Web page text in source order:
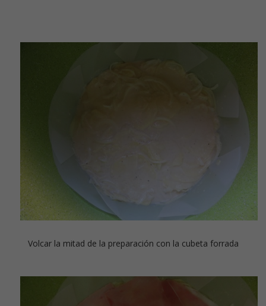
Volcar la mitad de la preparación con la cubeta forrada